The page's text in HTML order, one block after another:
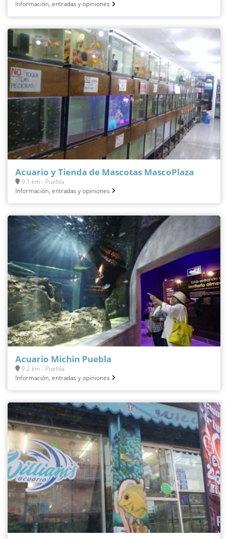
Información, entradas y opiniones
Acuario y Tienda de Mascotas MascoPlaza
9.1 km - Puebla
Información, entradas y opiniones
Acuario Michin Puebla
9.2 km - Puebla
Información, entradas y opiniones